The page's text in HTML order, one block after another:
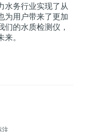
水务行业实现了从
为用户带来了更加
的水质检测仪，
。
注